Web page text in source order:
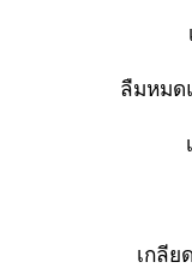
ลืมหมด
เกลีย